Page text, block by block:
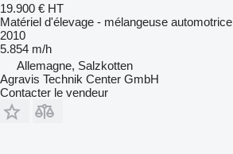
19.900 € HT
Matériel d'élevage - mélangeuse automotrice
2010
5.854 m/h
Allemagne, Salzkotten
Agravis Technik Center GmbH
Contacter le vendeur